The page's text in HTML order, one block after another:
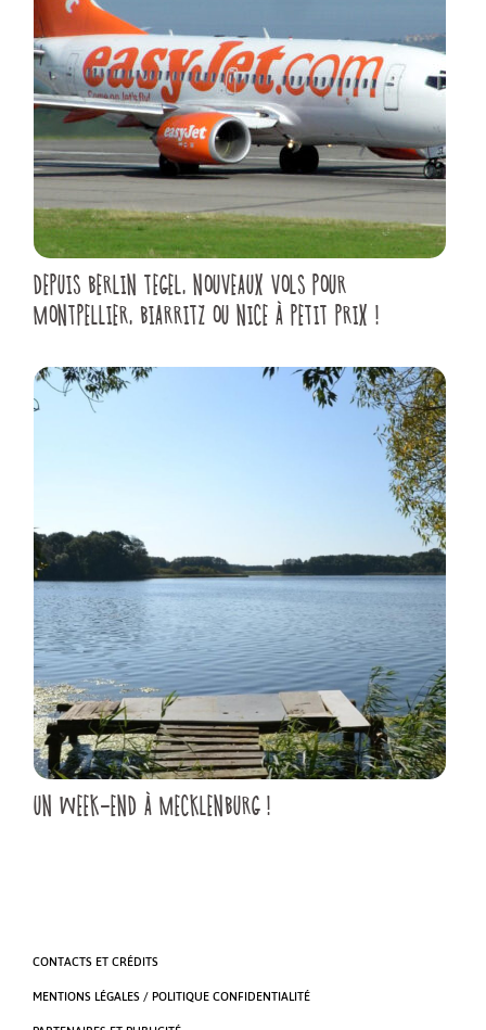
DEPUIS BERLIN TEGEL, NOUVEAUX VOLS POUR
MONTPELLIER, BIARRITZ OU NICE À PETIT PRIX !
UN WEEK-END À MECKLENBURG !
CONTACTS ET CRÉDITS
MENTIONS LÉGALES / POLITIQUE CONFIDENTIALITÉ